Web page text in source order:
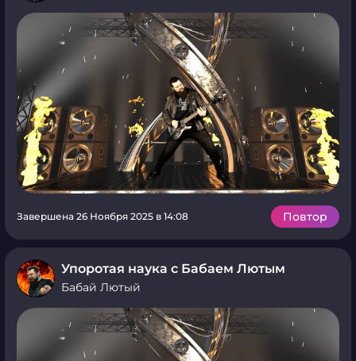
Завершена 26 Ноября 2025 в 14:08 Повтор
Упоротая наука с Бабаем Лютым
Бабай Лютый